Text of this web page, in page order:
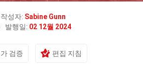
작성자: Sabine Gunn
발행일: 02 12월 2024
검증 편집 지침